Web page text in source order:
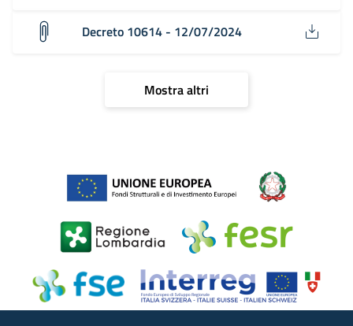
Decreto 10614 - 12/07/2024
Mostra altri